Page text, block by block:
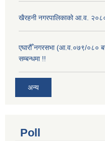
खैरहनी नगरपालिकाको आ.व.
एघारौँ नगरसभा (आ.व.०७९/०८०
सम्बन्धमा !!
अन्य
Poll